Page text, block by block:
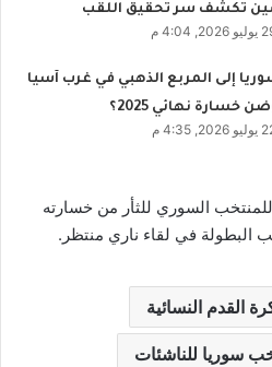
تكشف سر تحقيق اللقب
إلى المربع الذهبي في غرب آسيا
خسارة نهائي 2025؟
للمنتخب السوري للثأر من خسارته
البطولة في لقاء ناري منتظر.
القدم النسائية
سوريا للناشئات